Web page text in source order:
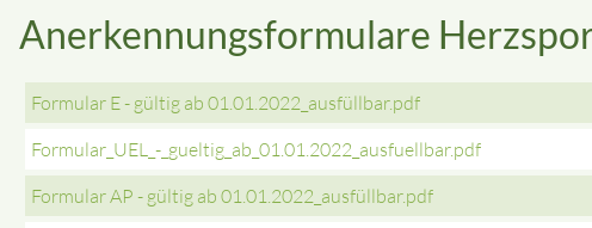
Anerkennungsformulare
Formular E - gültig ab 01.01.2022_ausfüllbar.pdf
Formular_UEL_-_gueltig_ab_01.01.2022_ausfuellbar.pdf
Formular AP - gültig ab 01.01.2022_ausfüllbar.pdf